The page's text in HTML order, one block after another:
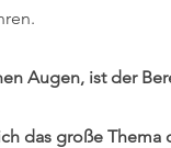
Augen, ist der
das große Thema